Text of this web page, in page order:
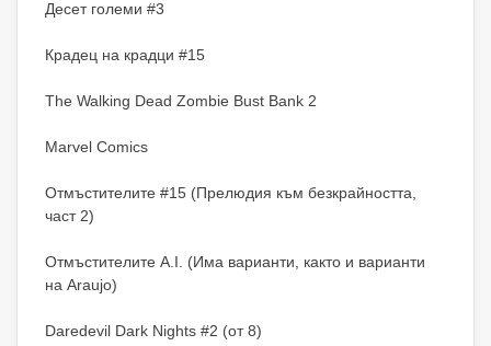
Десет големи #3
Крадец на крадци #15
The Walking Dead Zombie Bust Bank 2
Marvel Comics
Отмъстителите #15 (Прелюдия към безкрайността,
част 2)
Отмъстителите A.I. (Има варианти, както и варианти
на Araujo)
Daredevil Dark Nights #2 (от 8)